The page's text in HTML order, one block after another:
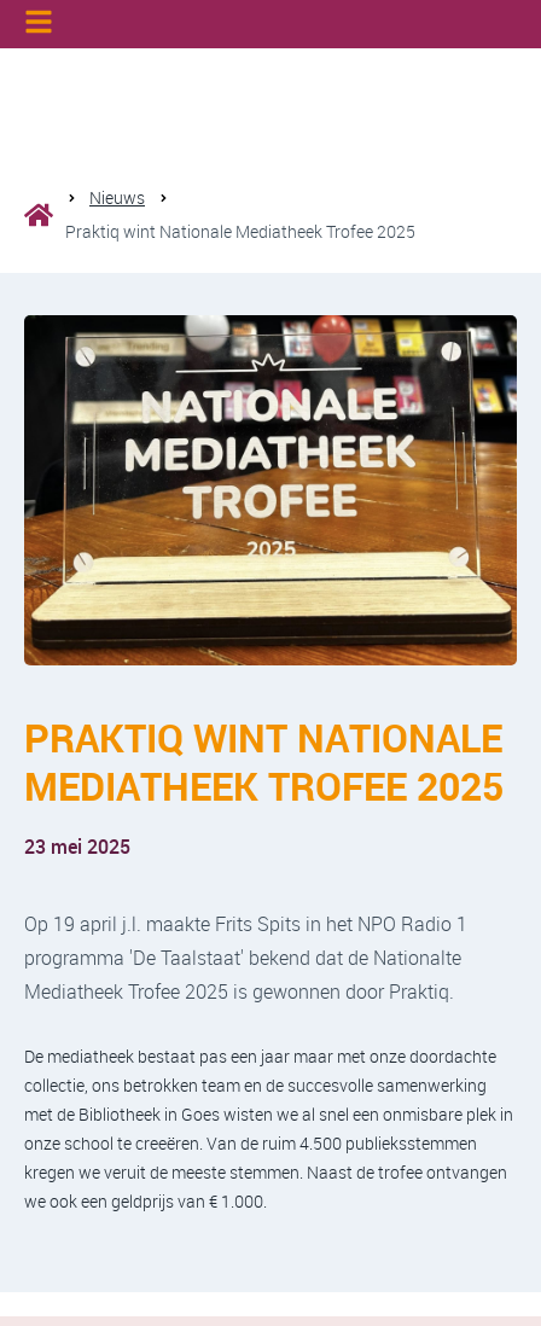
Nieuws
Praktiq wint Nationale Mediatheek Trofee 2025
PRAKTIQ WINT NATIONALE
MEDIATHEEK TROFEE 2025
23 mei 2025
Op 19 april j.l. maakte Frits Spits in het NPO Radio 1
programma 'De Taalstaat' bekend dat de Nationalte
Mediatheek Trofee 2025 is gewonnen door Praktiq.
De mediatheek bestaat pas een jaar maar met onze doordachte
collectie, ons betrokken team en de succesvolle samenwerking
met de Bibliotheek in Goes wisten we al snel een onmisbare plek in
onze school te creeëren. Van de ruim 4.500 publieksstemmen
kregen we veruit de meeste stemmen. Naast de trofee ontvangen
we ook een geldprijs van € 1.000.